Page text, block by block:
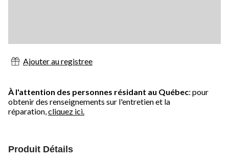
Ajouter au registree
À l'attention des personnes résidant au Québec: pour
obtenir des renseignements sur l'entretien et la
réparation,cliquez ici.
Produit Détails